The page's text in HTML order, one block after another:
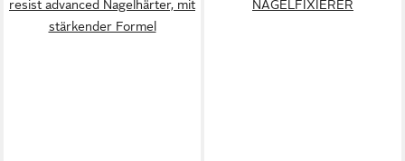
resist advanced Nagelhärter, mit
stärkender Formel
NAGELFIXIERER